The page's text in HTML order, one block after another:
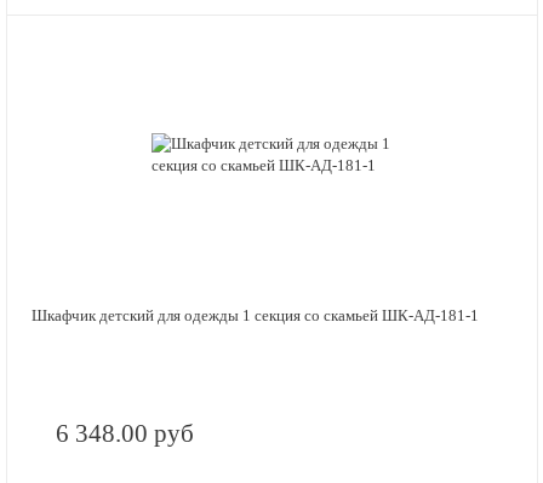
Шкафчик детский для одежды 1 секция со скамьей ШК-АД-181-1
6 348.00 руб